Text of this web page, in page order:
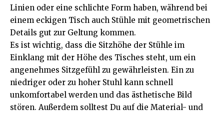
Linien oder eine schlichte Form haben, während bei
einem eckigen Tisch auch Stühle mit geometrischen
Details gut zur Geltung kommen.
Es ist wichtig, dass die Sitzhöhe der Stühle im
Einklang mit der Höhe des Tisches steht, um ein
angenehmes Sitzgefühl zu gewährleisten. Ein zu
niedriger oder zu hoher Stuhl kann schnell
unkomfortabel werden und das ästhetische Bild
stören. Außerdem solltest Du auf die Material- und